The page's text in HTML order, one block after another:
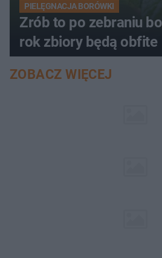
PIELĘGNACJA BORÓWKI
Zrób to po zebraniu
rok zbiory będą obfite
ZOBACZ WIĘCEJ